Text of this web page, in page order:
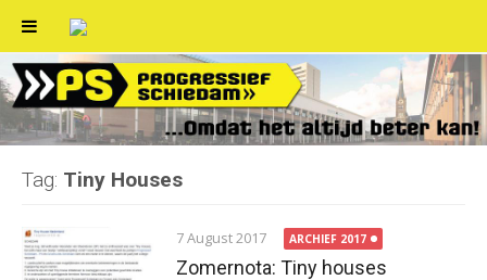
Skip
to
content
Tag: Tiny Houses
7 August 2017 ARCHIEF 2017
Zomernota: Tiny houses